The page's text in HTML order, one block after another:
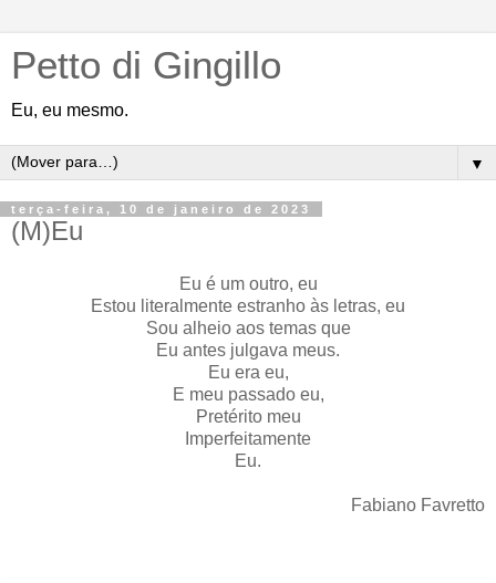
Petto di Gingillo
Eu, eu mesmo.
▼
terça-feira, 10 de janeiro de 2023
(M)Eu
Eu é um outro, eu
Estou literalmente estranho às letras, eu
Sou alheio aos temas que
Eu antes julgava meus.
Eu era eu,
E meu passado eu,
Pretérito meu
Imperfeitamente
Eu.
Fabiano Favretto